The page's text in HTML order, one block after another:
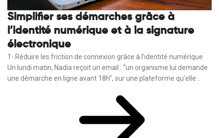
Simplifier ses démarches grâce à
l’identité numérique et à la signature
électronique
1- Réduire les friction de connexion grâce à l’identité numérique
Un lundi matin, Nadia reçoit un email : “un organisme lui demande
une démarche en ligne avant 18h”, sur une plateforme qu’elle...